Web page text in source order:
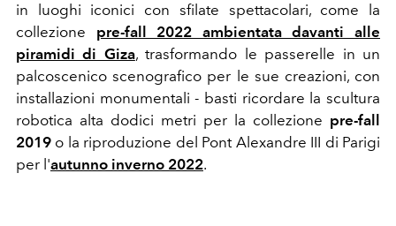
in luoghi iconici con sfilate spettacolari, come la
collezione pre-fall 2022 ambientata davanti alle
piramidi di Giza, trasformando le passerelle in un
palcoscenico scenografico per le sue creazioni, con
installazioni monumentali - basti ricordare la scultura
robotica alta dodici metri per la collezione pre-fall
2019 o la riproduzione del Pont Alexandre III di Parigi
per l'autunno inverno 2022.